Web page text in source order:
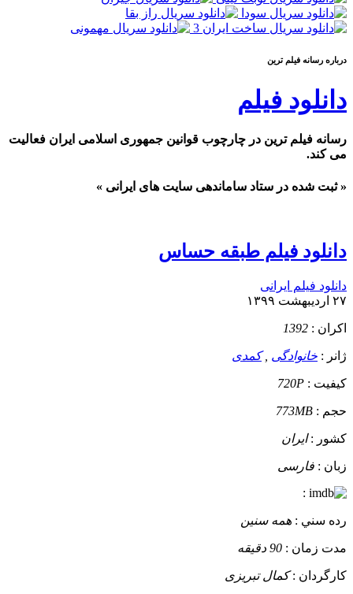
درباره رسانه فيلم ترين
دانلود فیلم
رسانه فیلم ترین در چارچوب قوانین جمهوری اسلامی ایران فعالیت
می کند.
« ثبت شده در ستاد ساماندهی سایت های ایرانی »
دانلود فیلم طبقه حساس
دانلود فیلم ایرانی
۲۷ اردیبهشت ۱۳۹۹
اکران : 1392
ژانر : خانوادگی ,کمدی
کيفيت : 720P
حجم : 773MB
کشور :ایران
زبان : فارسی
:
رده سني : همه سنین
مدت زمان : 90 دقیقه
کارگردان :کمال تبریزی